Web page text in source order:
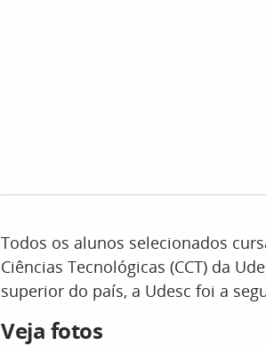
Todos os alunos selecionados
Ciências Tecnológicas (CCT) da
superior do país, a Udesc foi a
Veja fotos